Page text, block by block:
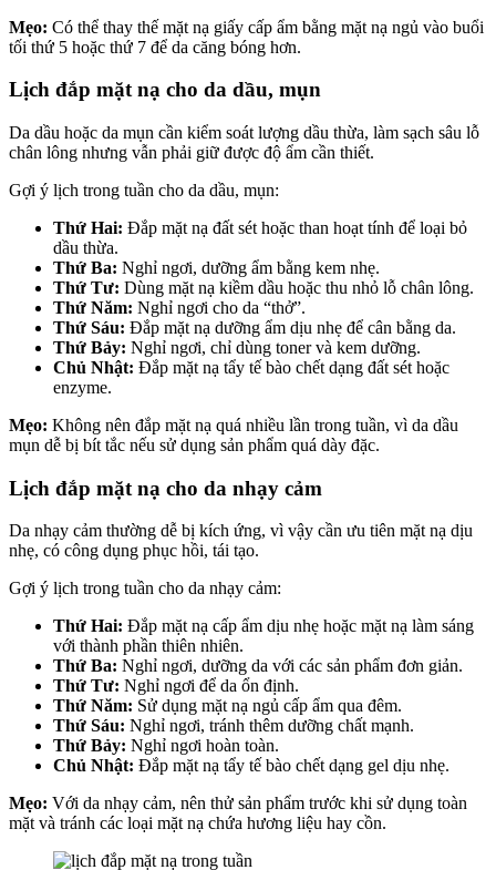
Mẹo: Có thể thay thế mặt nạ giấy cấp ẩm bằng mặt nạ ngủ vào buổi
tối thứ 5 hoặc thứ 7 để da căng bóng hơn.
Lịch đắp mặt nạ cho da dầu, mụn
Da dầu hoặc da mụn cần kiểm soát lượng dầu thừa, làm sạch sâu lỗ
chân lông nhưng vẫn phải giữ được độ ẩm cần thiết.
Gợi ý lịch trong tuần cho da dầu, mụn:
Thứ Hai: Đắp mặt nạ đất sét hoặc than hoạt tính để loại bỏ
dầu thừa.
Thứ Ba: Nghỉ ngơi, dưỡng ẩm bằng kem nhẹ.
Thứ Tư: Dùng mặt nạ kiềm dầu hoặc thu nhỏ lỗ chân lông.
Thứ Năm: Nghỉ ngơi cho da “thở”.
Thứ Sáu: Đắp mặt nạ dưỡng ẩm dịu nhẹ để cân bằng da.
Thứ Bảy: Nghỉ ngơi, chỉ dùng toner và kem dưỡng.
Chủ Nhật: Đắp mặt nạ tẩy tế bào chết dạng đất sét hoặc
enzyme.
Mẹo: Không nên đắp mặt nạ quá nhiều lần trong tuần, vì da dầu
mụn dễ bị bít tắc nếu sử dụng sản phẩm quá dày đặc.
Lịch đắp mặt nạ cho da nhạy cảm
Da nhạy cảm thường dễ bị kích ứng, vì vậy cần ưu tiên mặt nạ dịu
nhẹ, có công dụng phục hồi, tái tạo.
Gợi ý lịch trong tuần cho da nhạy cảm:
Thứ Hai: Đắp mặt nạ cấp ẩm dịu nhẹ hoặc mặt nạ làm sáng
với thành phần thiên nhiên.
Thứ Ba: Nghỉ ngơi, dưỡng da với các sản phẩm đơn giản.
Thứ Tư: Nghỉ ngơi để da ổn định.
Thứ Năm: Sử dụng mặt nạ ngủ cấp ẩm qua đêm.
Thứ Sáu: Nghỉ ngơi, tránh thêm dưỡng chất mạnh.
Thứ Bảy: Nghỉ ngơi hoàn toàn.
Chủ Nhật: Đắp mặt nạ tẩy tế bào chết dạng gel dịu nhẹ.
Mẹo: Với da nhạy cảm, nên thử sản phẩm trước khi sử dụng toàn
mặt và tránh các loại mặt nạ chứa hương liệu hay cồn.